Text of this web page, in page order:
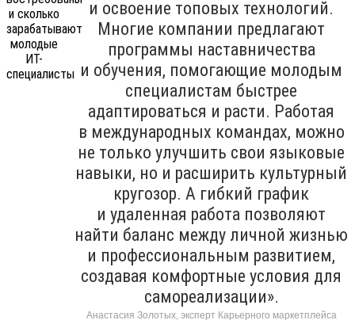
и освоение топовых технологий.
Многие компании предлагают
программы наставничества
и обучения, помогающие молодым
специалистам быстрее
адаптироваться и расти. Работая
в международных командах, можно
не только улучшить свои языковые
навыки, но и расширить культурный
кругозор. А гибкий график
и удаленная работа позволяют
найти баланс между личной жизнью
и профессиональным развитием,
создавая комфортные условия для
самореализации».
Анастасия Золотых, эксперт Карьерного маркетплейса